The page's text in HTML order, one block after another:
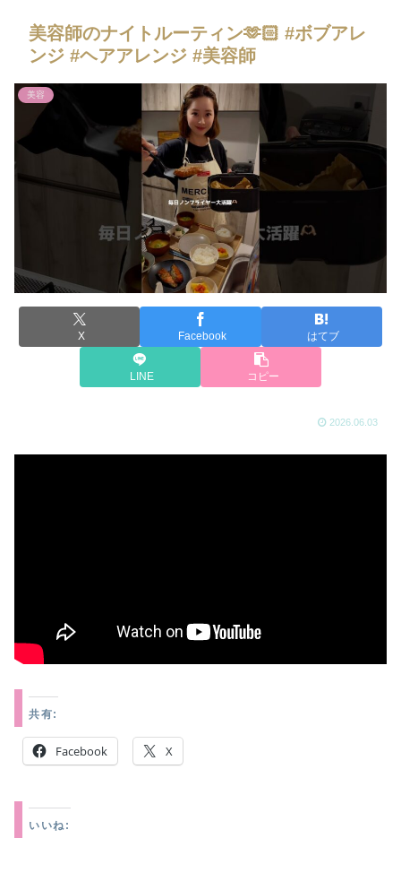
美容師のナイトルーティン🫶🏻 #ボブアレ
ンジ #ヘアアレンジ #美容師
美容
X Facebook はてブ
LINE コピー
2026.06.03
共有:
Facebook X
いいね: